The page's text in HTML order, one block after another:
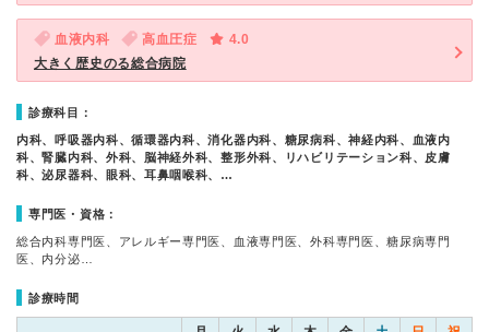
血液内科 高血圧症
4.0
大きく歴史のる総合病院
診療科目：
内科、呼吸器内科、循環器内科、消化器内科、糖尿病科、神経内科、血液内
科、腎臓内科、外科、脳神経外科、整形外科、リハビリテーション科、皮膚
科、泌尿器科、眼科、耳鼻咽喉科、…
専門医・資格：
総合内科専門医、アレルギー専門医、血液専門医、外科専門医、糖尿病専門
医、内分泌…
診療時間